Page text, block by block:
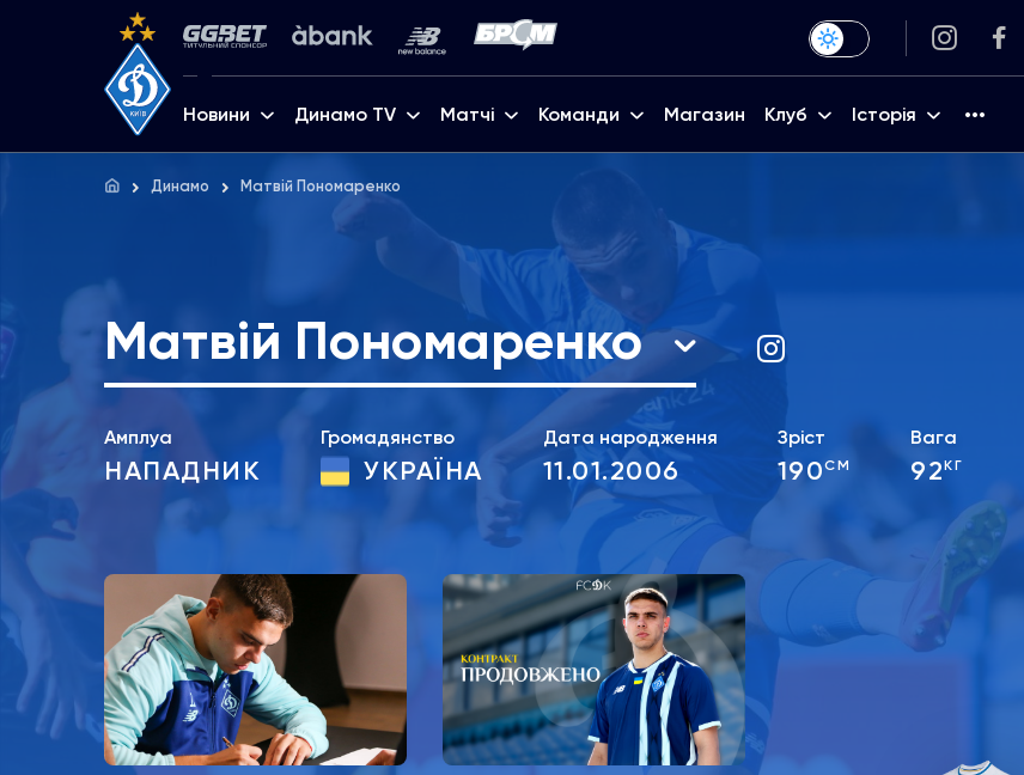
Новини Динамо TV Матчі Команди Магазин Клуб Історія
Динамо Матвій Пономаренко
Матвій Пономаренко
Амплуа
НАПАДНИК
Громадянство
УКРАЇНА
Дата народження
11.01.2006
Зріст
190СМ
Вага
92КГ